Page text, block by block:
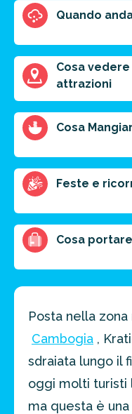
Riassunto
Scegli il formato del riassunto
Breve
prossima
FAI
Quando
Cosa
attrazioni
Cosa
Feste e
Cosa
Posta nella
Cambogia ,
sdraiata lungo il
oggi molti turisti
ma questa è